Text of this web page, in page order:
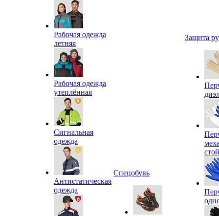
Рабочая одежда
летняя
Рабочая одежда
утеплённая
Сигнальная
одежда
Антистатическая
одежда
Спецобувь
Защита